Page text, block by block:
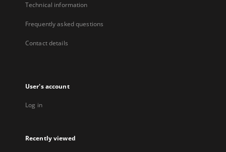
Technical information
Frequently asked questions
Contact details
User's account
Log in
Recently viewed